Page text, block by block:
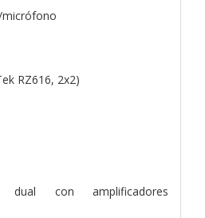
micrófono
RZ616, 2x2)
dual con amplificadores